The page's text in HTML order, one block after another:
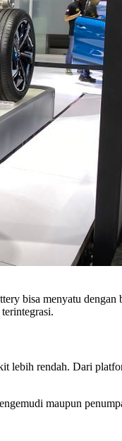
bisa menyatu dengan
lebih rendah. Dari
maupun